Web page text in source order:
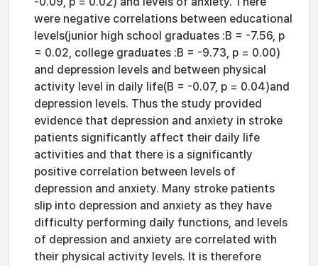
were negative correlations between educational
levels(junior high school graduates :B = -7.56, p
= 0.02, college graduates :B = -9.73, p = 0.00)
and depression levels and between physical
activity level in daily life(B = -0.07, p = 0.04)and
depression levels. Thus the study provided
evidence that depression and anxiety in stroke
patients significantly affect their daily life
activities and that there is a significantly
positive correlation between levels of
depression and anxiety. Many stroke patients
slip into depression and anxiety as they have
difficulty performing daily functions, and levels
of depression and anxiety are correlated with
their physical activity levels. It is therefore